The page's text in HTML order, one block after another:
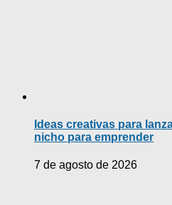
Ideas creativas para
nicho para emprender
7 de agosto de 2026